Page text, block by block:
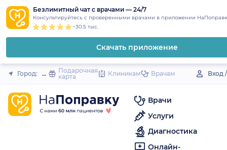
to
content
Безлимитный чат с врачами — 24/7
Консультируйтесь с проверенными врачами в приложении
~30.5 тыс.
Скачать приложение
Закрыть
Город: Донское (село)
Подарочная
карта
Клиникам Врачам Вход
Врачи
Услуги
Диагностика
Онлайн-